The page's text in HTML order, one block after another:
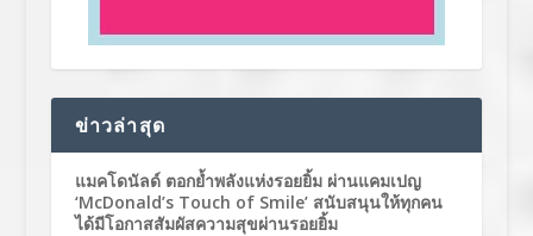
ข่าวล่าสุด
แมคโดนัลด์ ตอกย้ำพลังแห่งรอยยิ้ม ผ่านแคมเปญ
‘McDonald’s Touch of Smile’ สนับสนุนให้ทุกคน
ได้มีโอกาสสัมผัสความสุขผ่านรอยยิ้ม